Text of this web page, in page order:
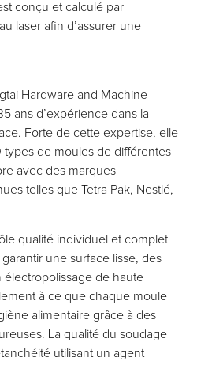
conçu et calculé par
laser afin d’assurer une
Hardware and Machine
ans d’expérience dans la
Forte de cette expertise, elle
de moules de différentes
avec des marques
telles que Tetra Pak, Nestlé,
qualité individuel et complet
une surface lisse, des
électropolissage de haute
à ce que chaque moule
alimentaire grâce à des
La qualité du soudage
utilisant un agent